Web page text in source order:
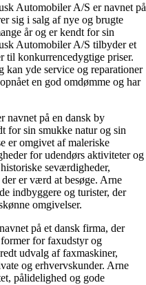
Automobiler A/S er navnet på
sig i salg af nye og brugte
år og er kendt for sin
Automobiler A/S tilbyder et
til konkurrencedygtige priser.
kan yde service og reparationer
en god omdømme og har
navnet på en dansk by
for sin smukke natur og sin
er omgivet af maleriske
for udendørs aktiviteter og
seværdigheder,
er værd at besøge. Arne
indbyggere og turister, der
omgivelser.
på et dansk firma, der
for faxudstyr og
udvalg af faxmaskiner,
og erhvervskunder. Arne
pålidelighed og gode